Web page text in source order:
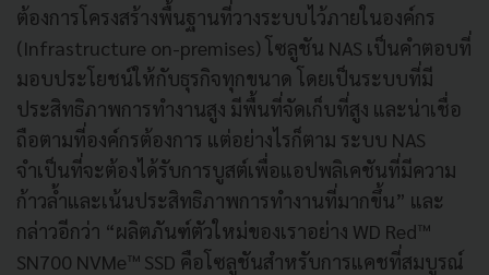
ต้องการโครงสร้างพื้นฐานที่วางระบบไว้ภายในองค์กร
(Infrastructure on-premises) โซลูชัน NAS เป็นคำตอบที่
มอบประโยชน์ให้กับธุรกิจทุกขนาด โดยเป็นระบบที่มี
ประสิทธิภาพการทำงานสูง มีพื้นที่จัดเก็บที่สูง และน่าเชื่อ
ถือตามที่องค์กรต้องการ แต่อย่างไรก็ตาม ระบบ NAS
จำเป็นที่จะต้องได้รับการบูสต์เพื่อแอปพลิเคชันที่มีความ
ก้าวล้ำและเน้นประสิทธิภาพการทำงานที่มากขึ้น” และ
กล่าวอีกว่า “ผลิตภันฑ์ตัวใหม่ของเราอย่าง WD Red™
SN700 NVMe™ SSD คือโซลูชันสำหรับการแคชที่สมบูรณ์